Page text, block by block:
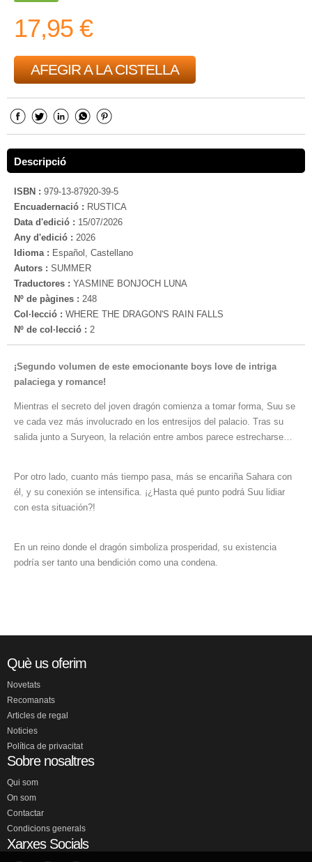
17,95 €
AFEGIR A LA CISTELLA
Descripció
ISBN : 979-13-87920-39-5
Encuadernació : RUSTICA
Data d'edició : 15/07/2026
Any d'edició : 2026
Idioma : Español, Castellano
Autors : SUMMER
Traductores : YASMINE BONJOCH LUNA
Nº de pàgines : 248
Col·lecció : WHERE THE DRAGON'S RAIN FALLS
Nº de col·lecció : 2
¡Segundo volumen de este emocionante boys love de intriga
palaciega y romance!
Mientras el secreto del joven dragón comienza a tomar forma, Suu se
ve cada vez más involucrado en los entresijos del palacio. Tras su
salida junto a Suryeon, la relación entre ambos parece estrecharse…
Por otro lado, cuanto más tiempo pasa, más se encariña Sahara con
él, y su conexión se intensifica. ¡¿Hasta qué punto podrá Suu lidiar
con esta situación?!
En un reino donde el dragón simboliza prosperidad, su existencia
podría ser tanto una bendición como una condena.
Què us oferim
Novetats
Recomanats
Articles de regal
Noticies
Política de privacitat
Sobre nosaltres
Qui som
On som
Contactar
Condicions generals
Xarxes Socials